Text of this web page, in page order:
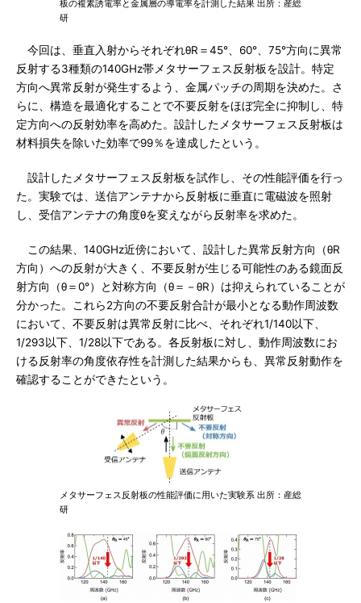
板の複素誘電率と金属層の導電率を計測した結果 出所：産総
研
今回は、垂直入射からそれぞれθR＝45°、60°、75°方向に異常
反射する3種類の140GHz帯メタサーフェス反射板を設計。特定
方向へ異常反射が発生するよう、金属パッチの周期を決めた。さ
らに、構造を最適化することで不要反射をほぼ完全に抑制し、特
定方向への反射効率を高めた。設計したメタサーフェス反射板は
材料損失を除いた効率で99％を達成したという。
設計したメタサーフェス反射板を試作し、その性能評価を行っ
た。実験では、送信アンテナから反射板に垂直に電磁波を照射
し、受信アンテナの角度θを変えながら反射率を求めた。
この結果、140GHz近傍において、設計した異常反射方向（θR
方向）への反射が大きく、不要反射が生じる可能性のある鏡面反
射方向（θ＝0°）と対称方向（θ＝－θR）は抑えられていることが
分かった。これら2方向の不要反射合計が最小となる動作周波数
において、不要反射は異常反射に比べ、それぞれ1/140以下、
1/293以下、1/28以下である。各反射板に対し、動作周波数にお
ける反射率の角度依存性を計測した結果からも、異常反射動作を
確認することができたという。
メタサーフェス反射板の性能評価に用いた実験系 出所：産総
研